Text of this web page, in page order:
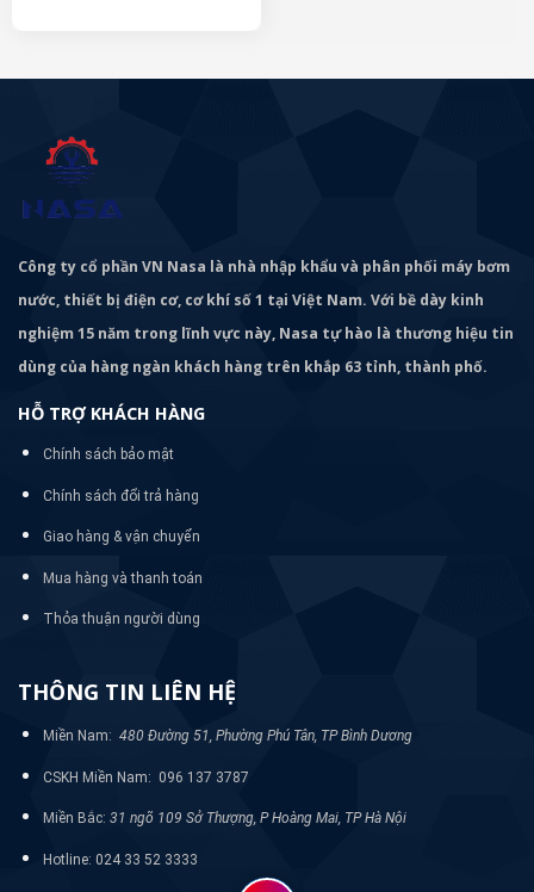
Công ty cổ phần VN Nasa là nhà nhập khẩu và phân phối máy bơm
nước, thiết bị điện cơ, cơ khí số 1 tại Việt Nam. Với bề dày kinh
nghiệm 15 năm trong lĩnh vực này, Nasa tự hào là thương hiệu tin
dùng của hàng ngàn khách hàng trên khắp 63 tỉnh, thành phố.
HỖ TRỢ KHÁCH HÀNG
Chính sách bảo mật
Chính sách đổi trả hàng
Giao hàng & vận chuyển
Mua hàng và thanh toán
Thỏa thuận người dùng
THÔNG TIN LIÊN HỆ
Miền Nam: 480 Đường 51, Phường Phú Tân, TP Bình Dương
CSKH Miền Nam: 096 137 3787
Miền Bắc: 31 ngõ 109 Sở Thượng, P Hoàng Mai, TP Hà Nội
Hotline: 024 33 52 3333